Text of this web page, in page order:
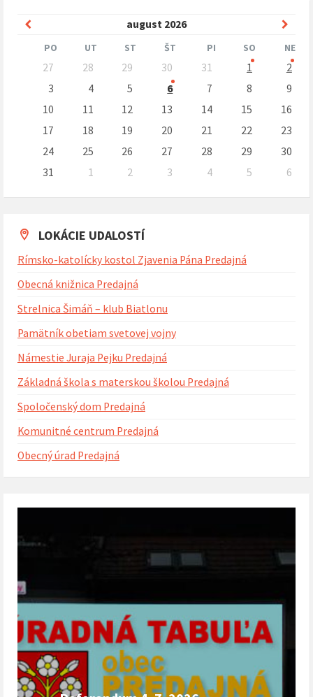
august 2026
Predchádzajúci
mesiac
PO UT ST ŠT PI SO NE
Preskočit
kalendárne
27 28 29 30 31 1
2
3
4 5 6 7 8
9
10
11 12 13 14 15
16
17
18 19 20 21 22
23
24
25 26 27 28 29
30
31
1 2 3 4 5
6
na
dni
LOKÁCIE UDALOSTÍ
Rímsko-katolícky kostol Zjavenia Pána Predajná
Obecná knižnica Predajná
Strelnica Šimáň – klub Biatlonu
Pamätník obetiam svetovej vojny
Námestie Juraja Pejku Predajná
Základná škola s materskou školou Predajná
Spoločenský dom Predajná
Komunitné centrum Predajná
Obecný úrad Predajná